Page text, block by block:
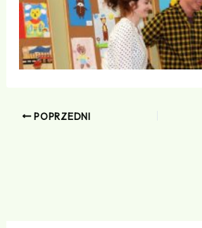
POPRZEDNI